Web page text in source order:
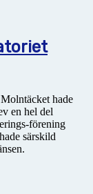
hade
en hel del
förening
särskild